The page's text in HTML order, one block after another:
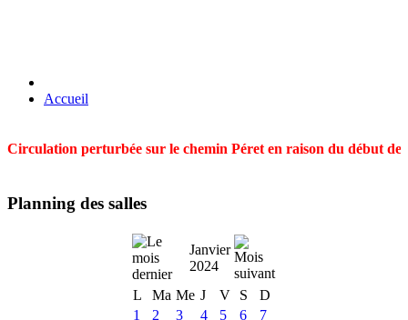
Accueil
Circulation perturbée sur le chemin Péret en raison du début
Planning des salles
Janvier
2024
L
Ma Me J V S
D
1
2 3 4 5 6
7